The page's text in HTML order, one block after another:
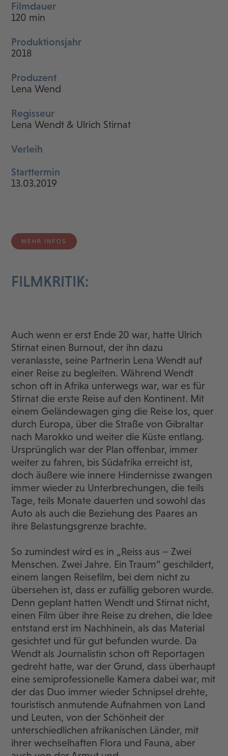
Filmdauer
120 min
Produktionsjahr
2018
Produzent
Lena Wend
Regisseur
Lena Wendt & Ulrich Stirnat
Verleih
Starttermin
13.03.2019
MEHR INFOS
FILMKRITIK:
Auch wenn er erst Ende 20 war, hatte Ulrich
Stirnat einen Burnout, der ihn dazu
veranlasste, seine Partnerin Lena Wendt auf
einer Reise zu begleiten. Während Wendt
schon oft in Afrika unterwegs war, war es für
Stirnat die erste Reise auf den Kontinent. Mit
einem Geländewagen ging die Reise los, quer
durch Europa, über die Straße von Gibraltar
nach Marokko und weiter die Küste entlang.
Ursprünglich war der Plan offenbar, immer
weiter zu fahren, bis Südafrika erreicht ist,
doch äußere wie innere Hindernisse zwangen
immer wieder zu Unterbrechungen, die teils
Tage, teils Monate dauerten und sowohl das
Auto als auch die Beziehung des Paares an
ihre Belastungsgrenze brachte.
So zumindest wird es in „Reiss aus – Zwei
Menschen. Zwei Jahre. Ein Traum“ geschildert,
einem langen Reisefilm, bei dem nicht zu
übersehen ist, dass er zufällig geboren wurde.
Denn geplant hatten Wendt und Stirnat nicht,
einen Film über ihre Reise zu drehen, die Idee
entstand erst im Nachhinein, als das Material
gesichtet und für gut befunden wurde. Da
Wendt als Journalistin schon oft Reportagen
gedreht hatte, war der Grund, dass überhaupt
eine semiprofessionelle Kamera dabei war, mit
der das Duo immer wieder Schnipsel drehte,
touristisch anmutende Aufnahmen von Land
und Leuten, von der Schönheit der
unterschiedlichen afrikanischen Länder, mit
ihrer wechselhaften Flora und Fauna, aber